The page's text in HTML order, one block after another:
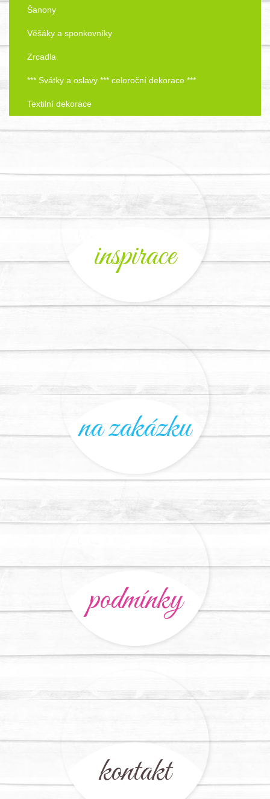
Šanony
Věšáky a sponkovníky
Zrcadla
*** Svátky a oslavy *** celoroční dekorace ***
Textilní dekorace
inspirace
na zakázku
podmínky
kontakt